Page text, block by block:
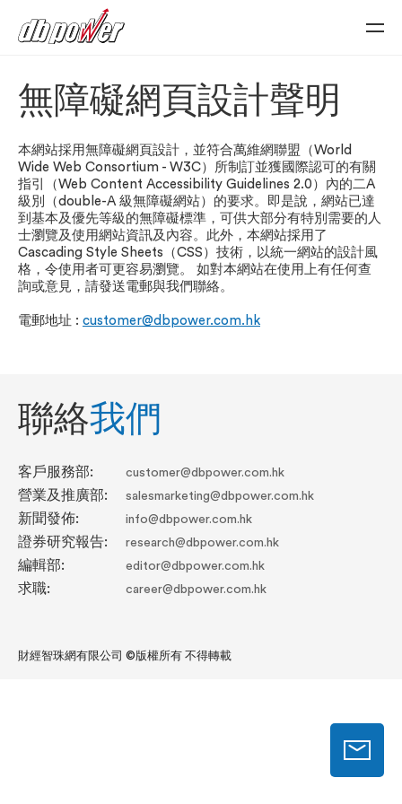
展
無障礙網頁設計聲明
《財
經
智
珠
網》
『DB
Power』
本網站採用無障礙網頁設計，並符合萬維網聯盟（World
Wide Web Consortium - W3C）所制訂並獲國際認可的有關
指引（Web Content Accessibility Guidelines 2.0）內的二A
級別（double-A 級無障礙網站）的要求。即是說，網站已達
到基本及優先等級的無障礙標準，可供大部分有特別需要的人
士瀏覽及使用網站資訊及內容。此外，本網站採用了
Cascading Style Sheets（CSS）技術，以統一網站的設計風
格，令使用者可更容易瀏覽。 如對本網站在使用上有任何查
詢或意見，請發送電郵與我們聯絡。
電郵地址 : customer@dbpower.com.hk
聯絡我們
客戶服務部: customer@dbpower.com.hk
營業及推廣部: salesmarketing@dbpower.com.hk
新聞發佈: info@dbpower.com.hk
證券研究報告: research@dbpower.com.hk
編輯部: editor@dbpower.com.hk
求職: career@dbpower.com.hk
財經智珠網有限公司 ©版權所有 不得轉載
送
郵